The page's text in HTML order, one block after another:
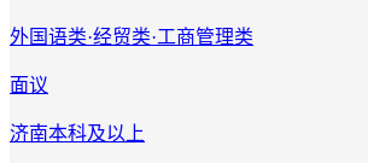
外国语类·经贸类·工商管理类
面议
济南本科及以上